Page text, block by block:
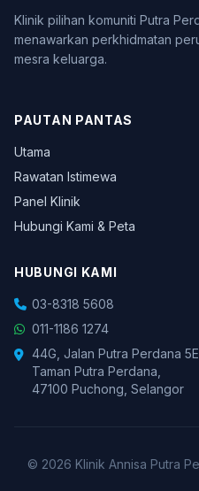
Klinik pilihan komuniti Putra
menawarkan perkhidmatan
mesra keluarga.
PAUTAN PANTAS
Utama
Rawatan Istimewa
Panel Klinik
Hubungi Kami & Peta
HUBUNGI KAMI
03-8318 5608
011-1186 1274
44G, Jalan Putra Perdana 5E,
Taman Putra Perdana,
47100 Puchong, Selangor
© 2026 Klinik Annisa Putra